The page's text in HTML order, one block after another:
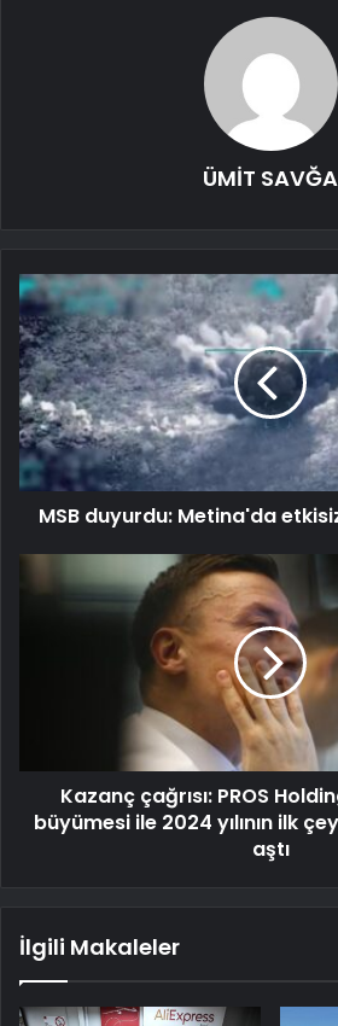
ÜMİT SAVĞA
MSB duyurdu: Metina'da
Kazanç çağrısı: PROS
büyümesi ile 2024 yılının ilk
aştı
İlgili Makaleler